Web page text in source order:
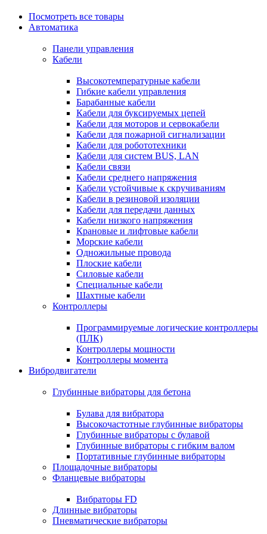
Посмотреть все товары
Автоматика
Панели управления
Кабели
Высокотемпературные кабели
Гибкие кабели управления
Барабанные кабели
Кабели для буксируемых цепей
Кабели для моторов и сервокабели
Кабели для пожарной сигнализации
Кабели для робототехники
Кабели для систем BUS, LAN
Кабели связи
Кабели среднего напряжения
Кабели устойчивые к скручиваниям
Кабели в резиновой изоляции
Кабели для передачи данных
Кабели низкого напряжения
Крановые и лифтовые кабели
Морские кабели
Одножильные провода
Плоские кабели
Силовые кабели
Специальные кабели
Шахтные кабели
Контроллеры
Программируемые логические контроллеры
(ПЛК)
Контроллеры мощности
Контроллеры момента
Вибродвигатели
Глубинные вибраторы для бетона
Булава для вибратора
Высокочастотные глубинные вибраторы
Глубинные вибраторы с булавой
Глубинные вибраторы с гибким валом
Портативные глубинные вибраторы
Площадочные вибраторы
Фланцевые вибраторы
Вибраторы FD
Длинные вибраторы
Пневматические вибраторы